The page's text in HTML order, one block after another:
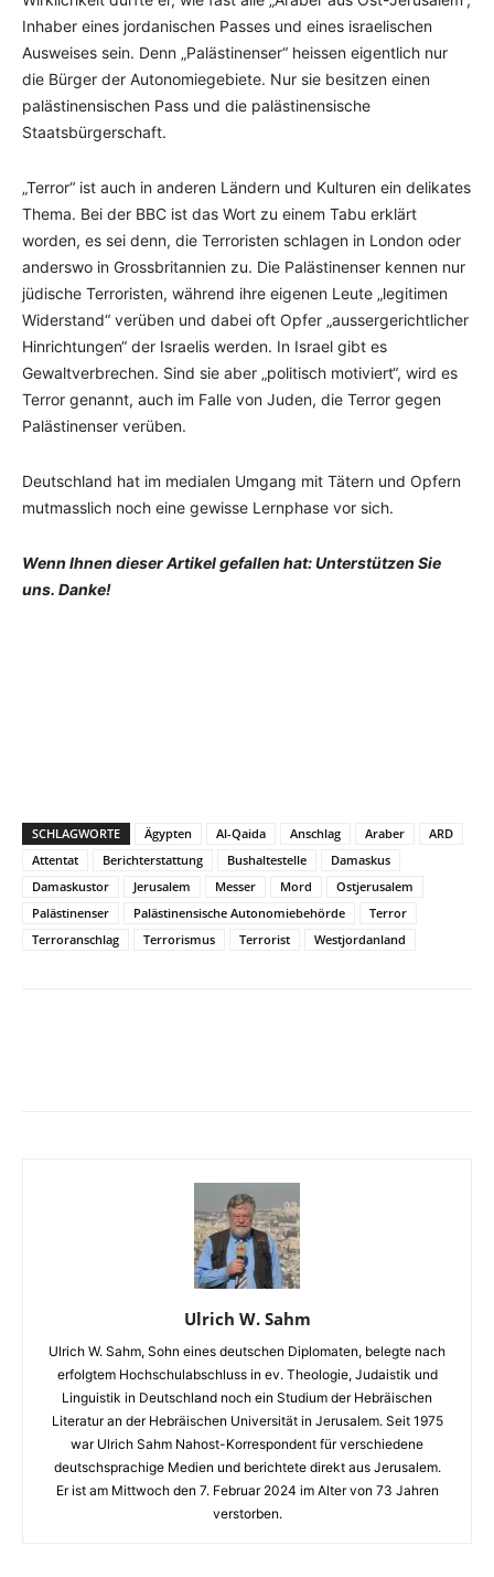
Inhaber eines jordanischen Passes und eines israelischen
Ausweises sein. Denn „Palästinenser“ heissen eigentlich nur
die Bürger der Autonomiegebiete. Nur sie besitzen einen
palästinensischen Pass und die palästinensische
Staatsbürgerschaft.
„Terror“ ist auch in anderen Ländern und Kulturen ein delikates
Thema. Bei der BBC ist das Wort zu einem Tabu erklärt
worden, es sei denn, die Terroristen schlagen in London oder
anderswo in Grossbritannien zu. Die Palästinenser kennen nur
jüdische Terroristen, während ihre eigenen Leute „legitimen
Widerstand“ verüben und dabei oft Opfer „aussergerichtlicher
Hinrichtungen“ der Israelis werden. In Israel gibt es
Gewaltverbrechen. Sind sie aber „politisch motiviert“, wird es
Terror genannt, auch im Falle von Juden, die Terror gegen
Palästinenser verüben.
Deutschland hat im medialen Umgang mit Tätern und Opfern
mutmasslich noch eine gewisse Lernphase vor sich.
Wenn Ihnen dieser Artikel gefallen hat: Unterstützen Sie
uns. Danke!
SCHLAGWORTE Ägypten Al-Qaida Anschlag Araber
ARD
Attentat
Berichterstattung Bushaltestelle
Damaskus
Damaskustor
Jerusalem Messer Mord
Ostjerusalem
Palästinenser
Palästinensische Autonomiebehörde
Terror
Terroranschlag
Terrorismus Terrorist Westjordanland
Ulrich W. Sahm
Ulrich W. Sahm, Sohn eines deutschen Diplomaten, belegte nach
erfolgtem Hochschulabschluss in ev. Theologie, Judaistik und
Linguistik in Deutschland noch ein Studium der Hebräischen
Literatur an der Hebräischen Universität in Jerusalem. Seit 1975
war Ulrich Sahm Nahost-Korrespondent für verschiedene
deutschsprachige Medien und berichtete direkt aus Jerusalem.
Er ist am Mittwoch den 7. Februar 2024 im Alter von 73 Jahren
verstorben.